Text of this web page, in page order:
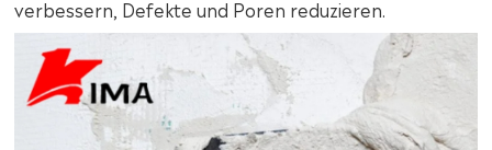
verbessern, Defekte und Poren reduzieren.